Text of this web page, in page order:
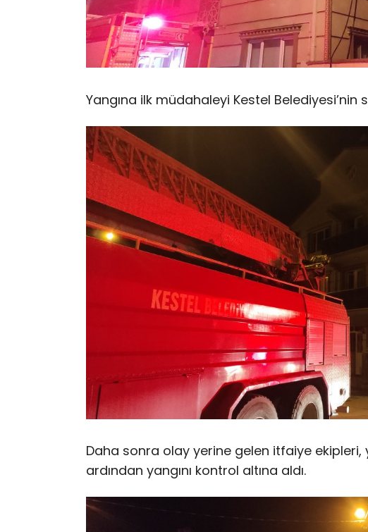
Yangına ilk müdahaleyi Kestel
Daha sonra olay yerine gelen itfaiye ekipleri,
ardından yangını kontrol altına aldı.